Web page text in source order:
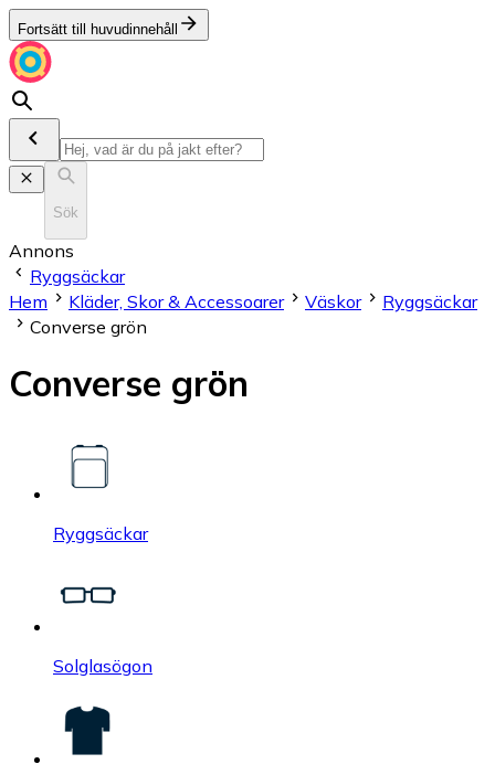
Fortsätt till huvudinnehåll
Sök
Annons
Ryggsäckar
Hem
Kläder, Skor & Accessoarer Väskor
Ryggsäckar
Converse grön
Converse grön
Ryggsäckar
Solglasögon